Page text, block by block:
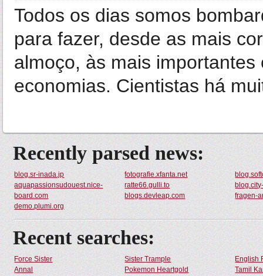
Todos os dias somos
para fazer, desde as mais
almoço, às mais
economias. Cientistas há
Recently parsed news:
blog.sr-inada.jp fotografie.xfanta.net
aquapassionsudouest.nice-
board.com
ratte66.gulli.to
blogs.devleap.com
fragen-
demo.plumi.org
Recent searches:
Force Sister Sister Trample
English
Annal
Pokemon Heartgold Tamil